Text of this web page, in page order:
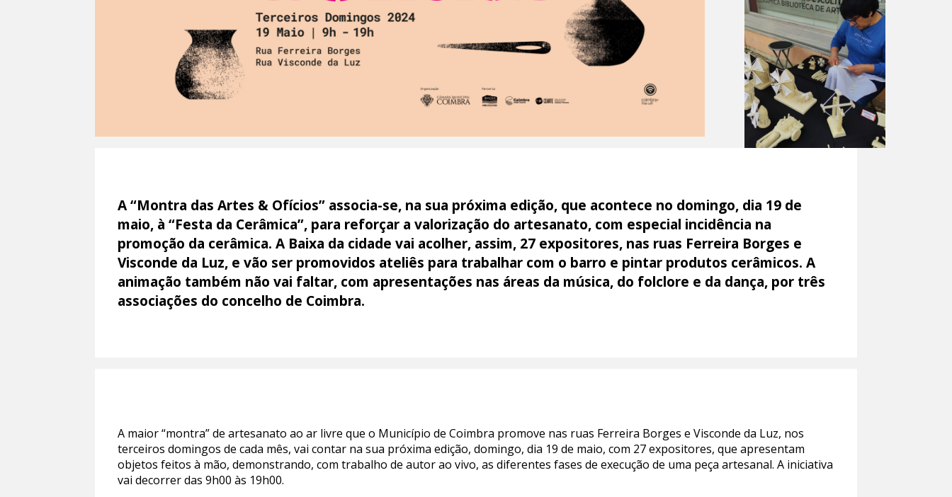
A “Montra das Artes & Ofícios” associa-se, na sua próxima edição, que acontece no domingo, dia 19 de
maio, à “Festa da Cerâmica”, para reforçar a valorização do artesanato, com especial incidência na
promoção da cerâmica. A Baixa da cidade vai acolher, assim, 27 expositores, nas ruas Ferreira Borges e
Visconde da Luz, e vão ser promovidos ateliês para trabalhar com o barro e pintar produtos cerâmicos. A
animação também não vai faltar, com apresentações nas áreas da música, do folclore e da dança, por três
associações do concelho de Coimbra.
A maior “montra” de artesanato ao ar livre que o Município de Coimbra promove nas ruas Ferreira Borges e Visconde da Luz, nos
terceiros domingos de cada mês, vai contar na sua próxima edição, domingo, dia 19 de maio, com 27 expositores, que apresentam
objetos feitos à mão, demonstrando, com trabalho de autor ao vivo, as diferentes fases de execução de uma peça artesanal. A iniciativa
vai decorrer das 9h00 às 19h00.